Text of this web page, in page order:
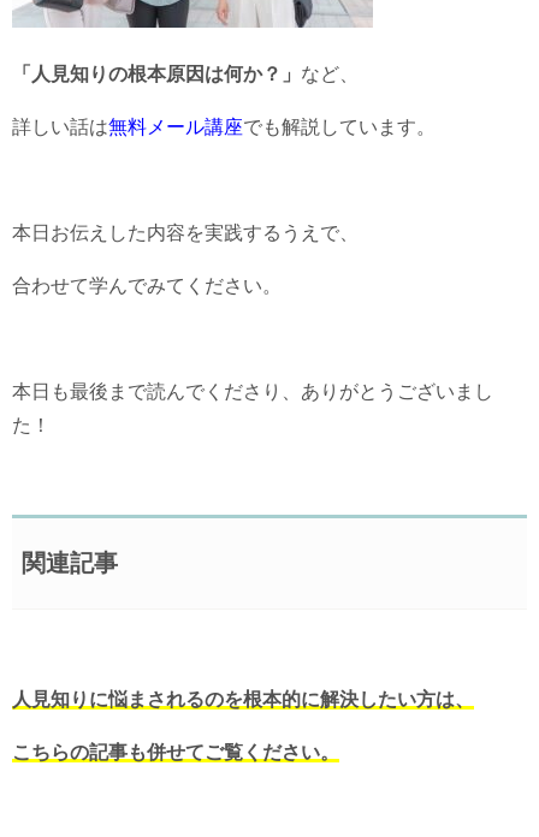
「人見知りの根本原因は何か？」 など、
詳しい話は無料メール講座でも解説しています。
本日お伝えした内容を実践するうえで、
合わせて学んでみてください。
本日も最後まで読んでくださり、ありがとうございまし
た！
関連記事
人見知りに悩まされるのを根本的に解決したい方は、
こちらの記事も併せてご覧ください。